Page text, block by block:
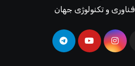
و تکنولوژی جهان